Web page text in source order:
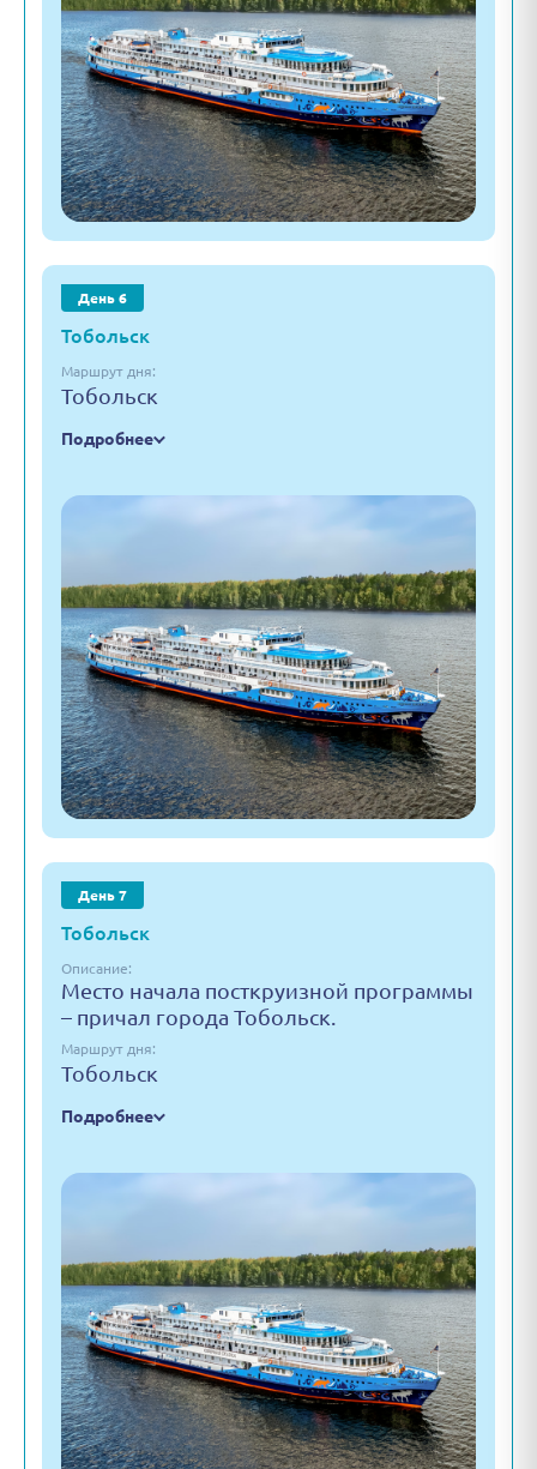
День 6
Тобольск
Маршрут дня:
Тобольск
Подробнее
День 7
Тобольск
Описание:
Место начала посткруизной программы
– причал города Тобольск.
Маршрут дня:
Тобольск
Подробнее